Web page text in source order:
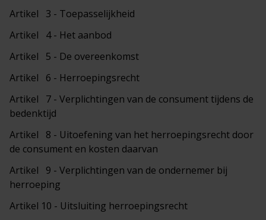
Artikel 3 - Toepasselijkheid
Artikel 4 - Het aanbod
Artikel 5 - De overeenkomst
Artikel 6 - Herroepingsrecht
Artikel 7 - Verplichtingen van de consument tijdens de
bedenktijd
Artikel 8 - Uitoefening van het herroepingsrecht door
de consument en kosten daarvan
Artikel 9 - Verplichtingen van de ondernemer bij
herroeping
Artikel 10 - Uitsluiting herroepingsrecht